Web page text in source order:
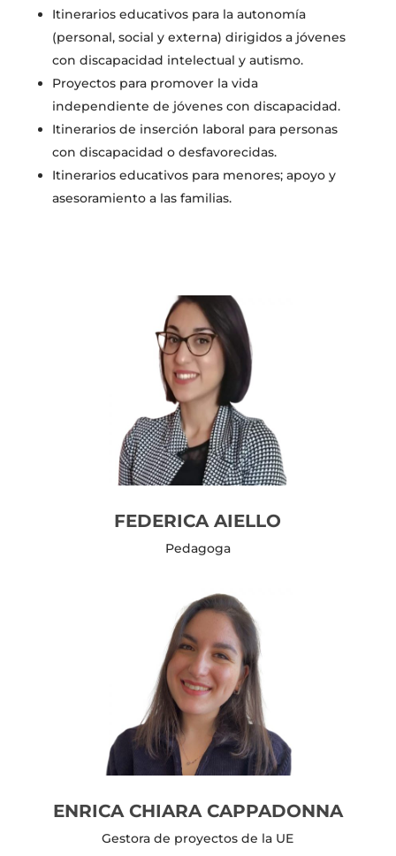
Itinerarios educativos para la autonomía
(personal, social y externa) dirigidos a jóvenes
con discapacidad intelectual y autismo.
Proyectos para promover la vida
independiente de jóvenes con discapacidad.
Itinerarios de inserción laboral para personas
con discapacidad o desfavorecidas.
Itinerarios educativos para menores; apoyo y
asesoramiento a las familias.
FEDERICA AIELLO
Pedagoga
ENRICA CHIARA CAPPADONNA
Gestora de proyectos de la UE